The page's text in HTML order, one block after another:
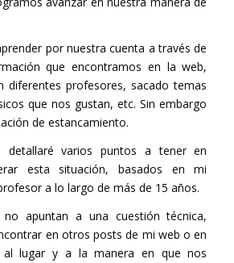
por nuestra cuenta a través de
que encontramos en la web,
diferentes profesores, sacado temas
que nos gustan, etc. Sin embargo
de estancamiento.
detallaré varios puntos a tener en
esta situación, basados en mi
a lo largo de más de 15 años.
no apuntan a una cuestión técnica,
en otros posts de mi web o en
al lugar y a la manera en que nos